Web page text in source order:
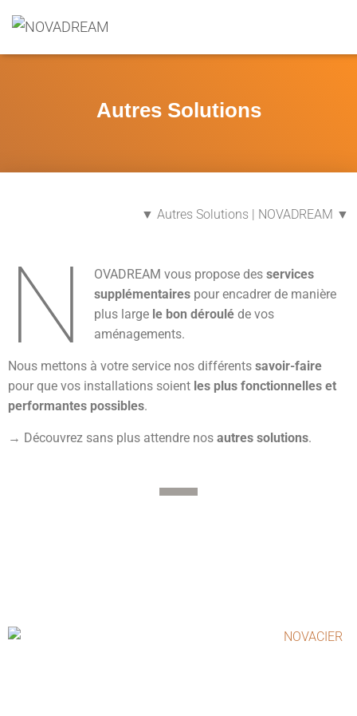
Autres Solutions
▼ Autres Solutions | NOVADREAM ▼
N OVADREAM vous propose desservices
supplémentaires pour encadrer de manière
plus large le bon déroulé de vos
aménagements.
Nous mettons à votre service nos différents savoir-faire
pour que vos installations soient les plus fonctionnelles et
performantes possibles.
→ Découvrez sans plus attendre nos autres solutions.